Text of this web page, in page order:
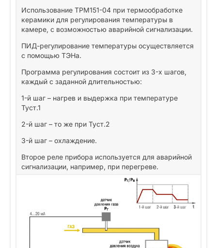
Использование ТРМ151-04 при термообработке
керамики для регулирования температуры в
камере, с возможностью аварийной сигнализации.
ПИД-регулирование температуры осуществляется
с помощью ТЭНа.
Программа регулирования состоит из 3-х шагов,
каждый с заданной длительностью:
1-й шаг – нагрев и выдержка при температуре
Туст.1
2-й шаг – то же при Туст.2
3-й шаг – охлаждение.
Второе реле прибора используется для аварийной
сигнализации, например, при перегреве.